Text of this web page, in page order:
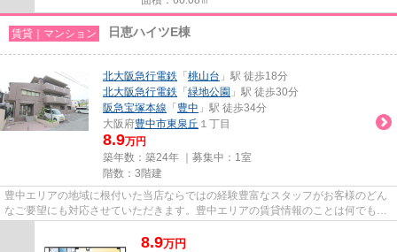
賃貸｜マンション 日恵ハイツE棟
北大阪急行電鉄 「 桃山台 」駅 徒歩18分
北大阪急行電鉄 「 緑地公園 」駅 徒歩30分
阪急宝塚本線 「 豊中 」駅 徒歩34分
大阪府豊中市東泉丘 １丁目
8.9万円
築年数：築24年 ｜募集中： 1室
階数：3階建
豊中エリアの地域に根付いた当店ならではの経験豊富なスタッフがお客様のどん
なご要望にも対応させていただきます。豊中エリアの賃貸情報のことは何でもお
8.9万円